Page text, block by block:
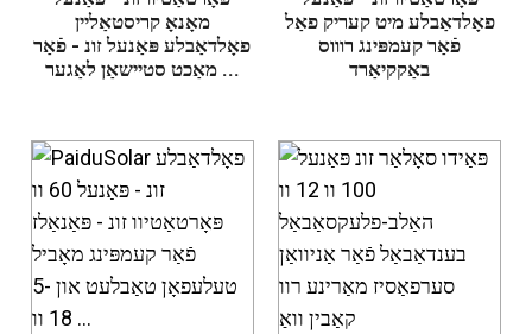
מאָנאָ קריסטאַליין
פאָלדאַבלע פּאַנעל זונ - פֿאַר
מאַכט סטיישאַן לאַגער ...
פאָלדאַבלע מיט קעריק פאַל
פֿאַר קעמפּינג רוווס
באַקקיאַרד